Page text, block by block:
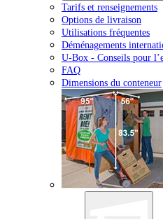
Tarifs et renseignements
Options de livraison
Utilisations fréquentes
Déménagements
U-Box - Conseils pour
FAQ
Dimensions du conteneur